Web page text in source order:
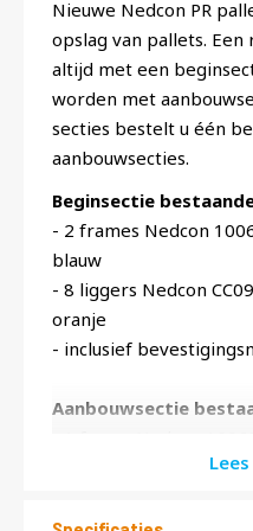
Nieuwe Nedcon PR
opslag van pallets.
altijd met een
worden met
secties bestelt u één
aanbouwsecties.
Beginsectie
- 2 frames Nedcon
blauw
- 8 liggers Nedcon
oranje
- inclusief
Aanbouwsectie
oranje